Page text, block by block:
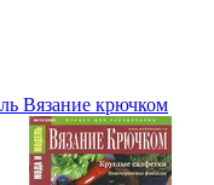
Вязание крючком